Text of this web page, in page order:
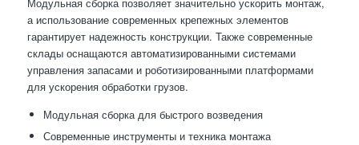
а использование современных крепежных элементов
гарантирует надежность конструкции. Также современные
склады оснащаются автоматизированными системами
управления запасами и роботизированными платформами
для ускорения обработки грузов.
Модульная сборка для быстрого возведения
Современные инструменты и техника монтажа